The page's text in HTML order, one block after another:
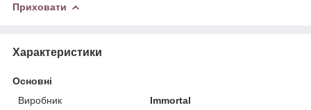
Приховати
Характеристики
Основні
Виробник
Immortal